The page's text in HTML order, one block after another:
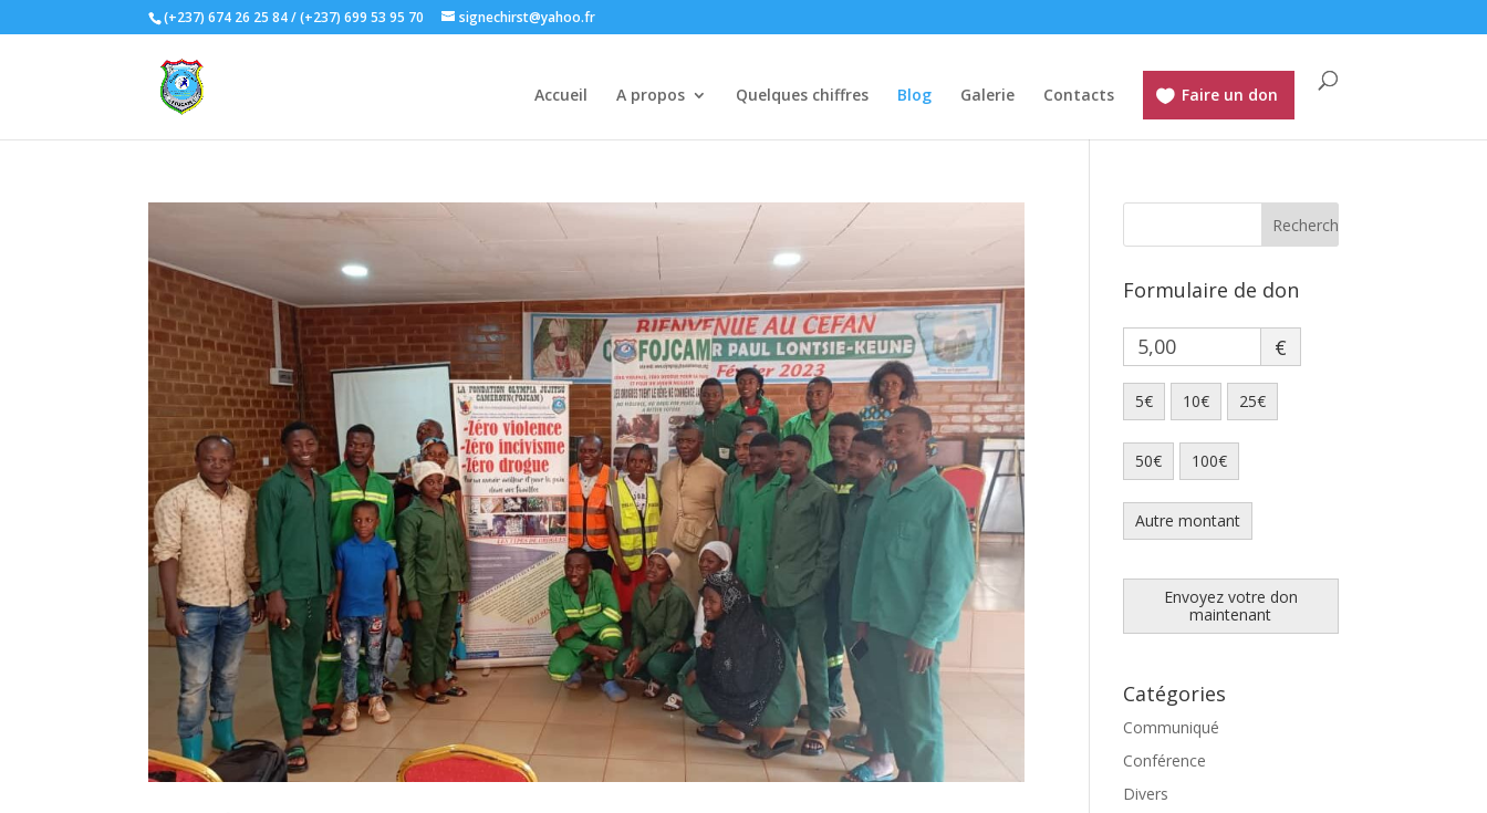
(+237) 674 26 25 84 / (+237) 699 53 95 70 signechirst@yahoo.fr
Accueil A propos Quelques chiffres Blog Galerie Contacts Faire un don
Formulaire de don
€
5€ 10€ 25€
50€ 100€
Autre montant
Envoyez votre don
maintenant
Catégories
Communiqué
Conférence
Divers